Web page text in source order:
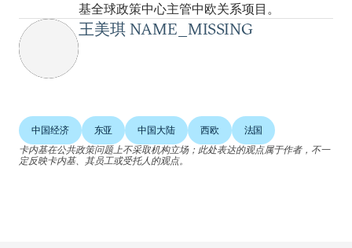
基全球政策中心主管中欧关系项目。
王美琪 NAME_MISSING
中国经济 东亚 中国大陆 西欧
法国
卡内基在公共政策问题上不采取机构立场；此处表达的观点属于作者，不一
定反映卡内基、其员工或受托人的观点。